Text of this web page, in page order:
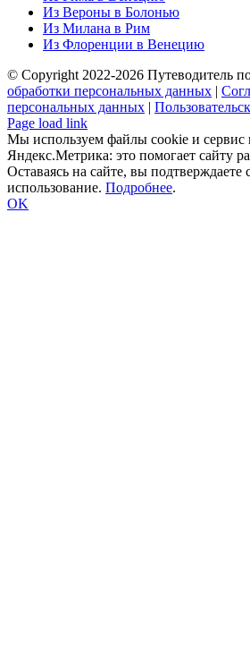
Из Вероны в Болонью
Из Милана в Рим
Из Флоренции в Венецию
© Copyright 2022-2026 Путеводитель
обработки персональных данных |
персональных данных |
Page load link
Мы используем файлы cookie и сервис
Яндекс.Метрика: это помогает сайту
Оставаясь на сайте, вы подтверждаете
использование. Подробнее.
OK